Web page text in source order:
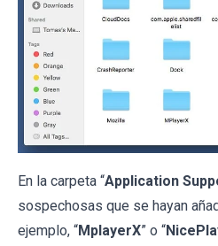
En la carpeta “Application
sospechosas que se hayan
ejemplo, “MplayerX” o “